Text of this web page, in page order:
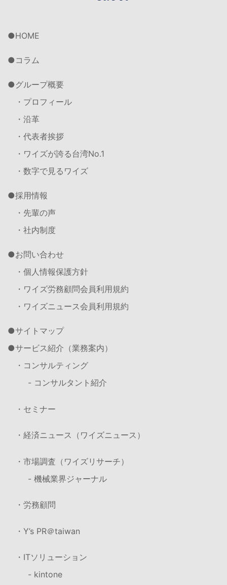
HOME
コラム
グループ概要
・プロフィール
・沿革
・代表者挨拶
・ワイズが誇る台湾No.1
・数字で見るワイズ
採用情報
・先輩の声
・社内制度
お問い合わせ
・個人情報保護方針
・ワイズ労務顧問会員利用規約
・ワイズニュース会員利用規約
サイトマップ
サービス紹介（業務案内）
・コンサルティング
- コンサルタント紹介
・セミナー
・経済ニュース（ワイズニュース）
・市場調査（ワイズリサーチ）
- 機械業界ジャーナル
・労務顧問
・Y’s PR＠taiwan
・ITソリューション
- kintone